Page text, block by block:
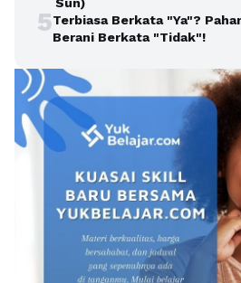
5Terbiasa Berkata "Ya"?
Berani Berkata "Tidak"!